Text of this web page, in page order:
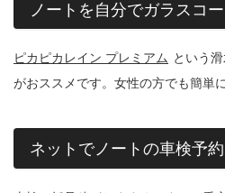
ノートを自分でガラスコ
ピカピカレイン プレミアム という
がおススメです。女性の方でも簡単
ネットでノートの車検予